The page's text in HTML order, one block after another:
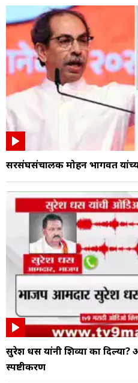
सरसंघसंचालक मोहन भागवत
सुरेश धस यांनी शिव्या का
स्पष्टीकरण